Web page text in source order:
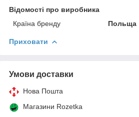
Відомості про виробника
Країна бренду
Польща
Приховати
Умови доставки
Нова Пошта
Магазини Rozetka